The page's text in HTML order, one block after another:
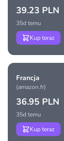
39.23 PLN
35d temu
Kup teraz
Francja
(amazon.fr)
36.95 PLN
35d temu
Kup teraz